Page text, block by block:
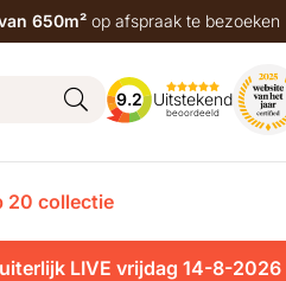
650m² op afspraak te bezoeken
9.2 Uitstekend
beoordeeld
20 collectie
LIVE vrijdag 14-8-2026